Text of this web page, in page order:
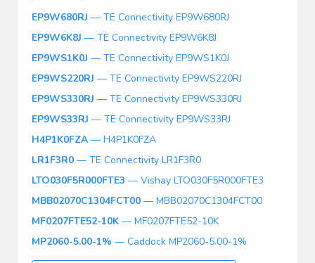
EP9W680RJ — TE Connectivity EP9W680RJ
EP9W6K8J — TE Connectivity EP9W6K8J
EP9WS1K0J — TE Connectivity EP9WS1K0J
EP9WS220RJ — TE Connectivity EP9WS220RJ
EP9WS330RJ — TE Connectivity EP9WS330RJ
EP9WS33RJ — TE Connectivity EP9WS33RJ
H4P1K0FZA — H4P1K0FZA
LR1F3R0 — TE Connectivity LR1F3R0
LTO030F5R000FTE3 — Vishay LTO030F5R000FTE3
MBB02070C1304FCT00 — MBB02070C1304FCT00
MF0207FTE52-10K — MF0207FTE52-10K
MP2060-5.00-1% — Caddock MP2060-5.00-1%